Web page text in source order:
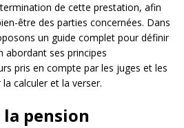
de cette prestation, afin
être des parties concernées. Dans
un guide complet pour définir
abordant ses principes
pris en compte par les juges et les
calculer et la verser.
la pension